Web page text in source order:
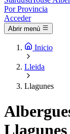
Por Provincia
Acceder
Abrir menú
Inicio
Lleida
Llagunes